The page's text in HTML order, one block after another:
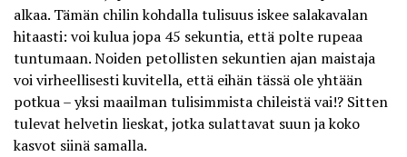
alkaa. Tämän chilin kohdalla tulisuus iskee salakavalan
hitaasti: voi kulua jopa 45 sekuntia, että polte rupeaa
tuntumaan. Noiden petollisten sekuntien ajan maistaja
voi virheellisesti kuvitella, että eihän tässä ole yhtään
potkua – yksi maailman tulisimmista chileistä vai!? Sitten
tulevat helvetin lieskat, jotka sulattavat suun ja koko
kasvot siinä samalla.